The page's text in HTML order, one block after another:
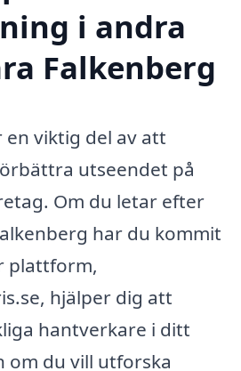
i andra
Falkenberg
en viktig del av att
utseendet på
Om du letar efter
har du kommit
plattform,
hjälper dig att
hantverkare i ditt
om du vill utforska